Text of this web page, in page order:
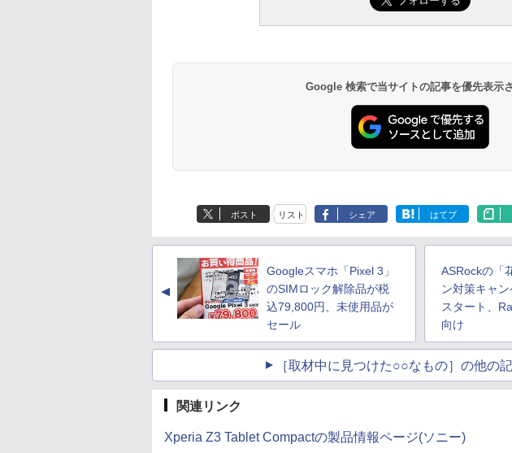
Google 検索で当サイトの記事を優先表示
ポスト リスト シェア はてブ
▲
Googleスマホ「Pixel 3」
のSIMロック解除品が税
込79,800円、未使用品が
セール
ASRockの「
ン対策キャ
スタート、
向け
［取材中に見つけた○○なもの］の他の
関連リンク
Xperia Z3 Tablet Compactの製品情報ページ(ソニー)